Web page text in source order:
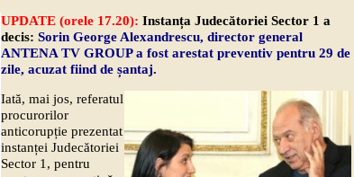
UPDATE (orele 17.20): Instanța Judecătoriei Sector 1 a
decis: Sorin George Alexandrescu, director general
ANTENA TV GROUP a fost arestat preventiv pentru 29 de
zile, acuzat fiind de șantaj.
Iată, mai jos, referatul
procurorilor
anticorupție prezentat
instanței Judecătoriei
Sector 1, pentru